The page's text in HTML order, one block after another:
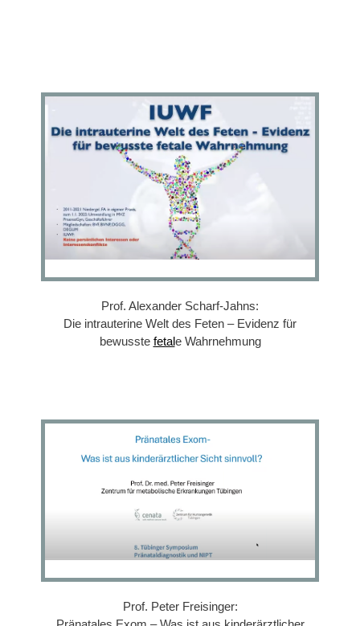
Prof. Alexander Scharf-Jahns:
Die intrauterine Welt des Feten – Evidenz für
bewusste fetale Wahrnehmung
Prof. Peter Freisinger: